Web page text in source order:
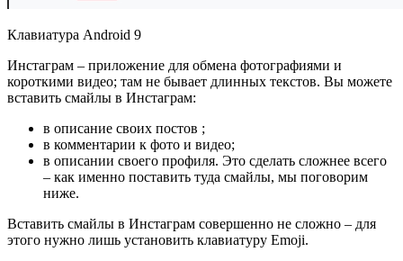
Клавиатура Android 9
Инстаграм – приложение для обмена фотографиями и
короткими видео; там не бывает длинных текстов. Вы можете
вставить смайлы в Инстаграм:
в описание своих постов ;
в комментарии к фото и видео;
в описании своего профиля. Это сделать сложнее всего
– как именно поставить туда смайлы, мы поговорим
ниже.
Вставить смайлы в Инстаграм совершенно не сложно – для
этого нужно лишь установить клавиатуру Emoji.